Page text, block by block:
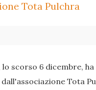
Tota Pulchra
lo scorso 6 dicembre,
Tota